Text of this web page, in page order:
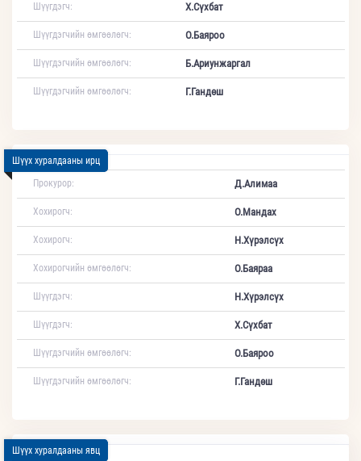
Шүүгдэгч: Х.Сүхбат
Шүүгдэгчийн өмгөөлөгч: О.Баяроо
Шүүгдэгчийн өмгөөлөгч: Б.Ариунжаргал
Шүүгдэгчийн өмгөөлөгч: Г.Гандөш
Шүүх хуралдааны ирц
Прокурор:
Д.Алимаа
Хохирогч: О.Мандах
Хохирогч: Н.Хүрэлсүх
Хохирогчийн өмгөөлөгч: О.Баяраа
Шүүгдэгч: Н.Хүрэлсүх
Шүүгдэгч: Х.Сүхбат
Шүүгдэгчийн өмгөөлөгч: О.Баяроо
Шүүгдэгчийн өмгөөлөгч: Г.Гандөш
Шүүх хуралдааны явц